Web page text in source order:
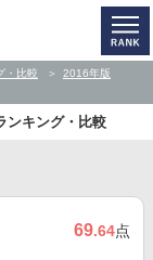
・比較
2016年版
ンキング・比較
69.64点